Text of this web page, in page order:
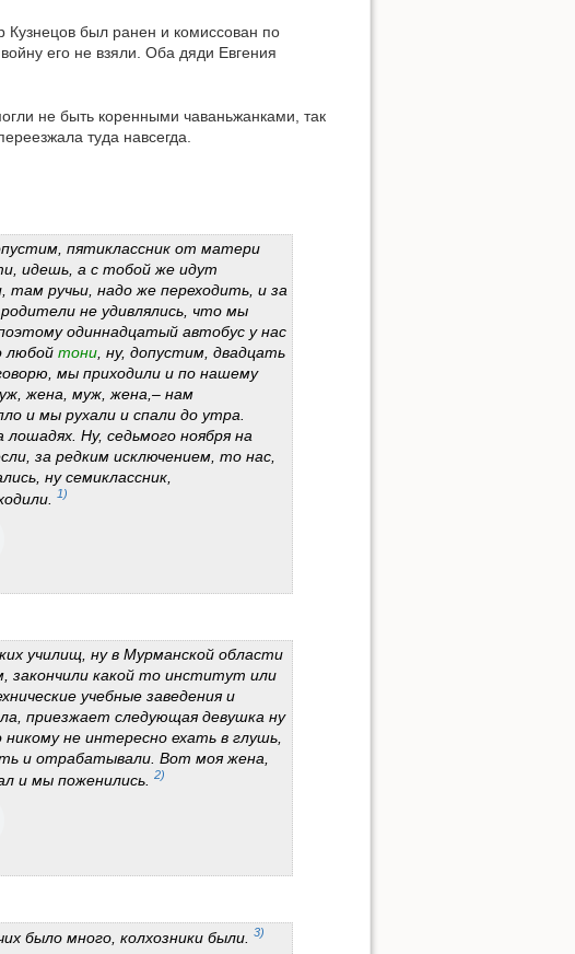
Кузнецов был ранен и комиссован по
его не взяли. Оба дяди Евгения
не быть коренными чаваньжанками, так
туда навсегда.
пятиклассник от матери
идешь, а с тобой же идут
ручьи, надо же переходить, и за
не удивлялись, что мы
одиннадцатый автобус у нас
любой тони , ну, допустим, двадцать
мы приходили и по нашему
жена, муж, жена,– нам
и мы рухали и спали до утра.
Ну, седьмого ноября на
за редким исключением, то нас,
ну семиклассник,
1)
училищ, ну в Мурманской области
какой то институт или
учебные заведения и
приезжает следующая девушка ну
не интересно ехать в глушь,
и отрабатывали. Вот моя жена,
и мы поженились.
2)
было много, колхозники были. 3)